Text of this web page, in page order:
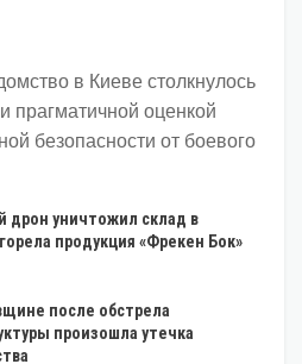
в Киеве столкнулось
прагматичной оценкой
безопасности от боевого
дрон уничтожил склад в
продукция «Фрекен Бок»
после обстрела
произошла утечка